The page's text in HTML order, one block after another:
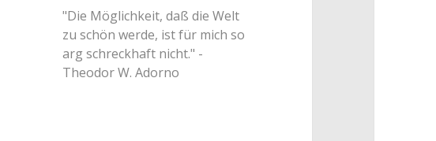
"Die Möglichkeit, daß die Welt
zu schön werde, ist für mich so
arg schreckhaft nicht." -
Theodor W. Adorno